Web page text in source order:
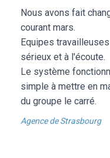
Nous avons fait
courant mars.
Equipes
sérieux et à l'écoute.
Le système
simple à mettre en
du groupe le carré.
Agence de Strasbourg